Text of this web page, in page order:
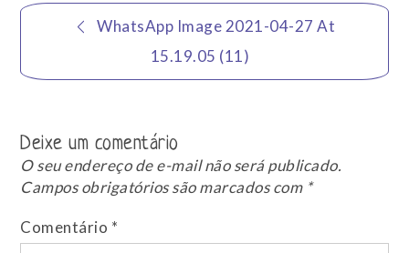
NavegaçãoWhatsApp Image 2021-04-27 At
15.19.05 (11)
Deixe um comentário
O seu endereço de e-mail não será publicado.
Campos obrigatórios são marcados com *
Comentário *